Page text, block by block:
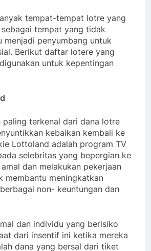
tempat-tempat lotre yang
tempat yang tidak
menjadi penyumbang untuk
Berikut daftar lotere yang
untuk kepentingan
paling terkenal dari dana lotre
kebaikan kembali ke
Lottoland adalah program TV
selebritas yang bepergian ke
dan melakukan pekerjaan
membantu meningkatkan
non- keuntungan dan
dan individu yang berisiko
dari insentif ini ketika mereka
dana yang bersal dari tiket